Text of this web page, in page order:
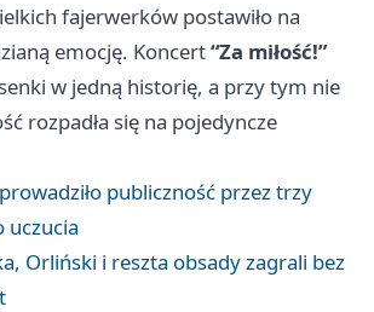
fajerwerków postawiło na
emocję. Koncert“Za miłość!”
w jedną historię, a przy tym nie
rozpadła się na pojedyncze
publiczność przez trzy
uczucia
Orliński i reszta obsady zagrali bez